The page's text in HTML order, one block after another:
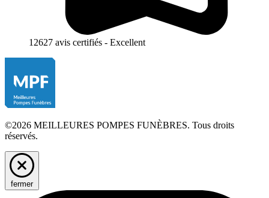
12627 avis certifiés - Excellent
©2026 MEILLEURES POMPES FUNÈBRES. Tous droits
réservés.
fermer